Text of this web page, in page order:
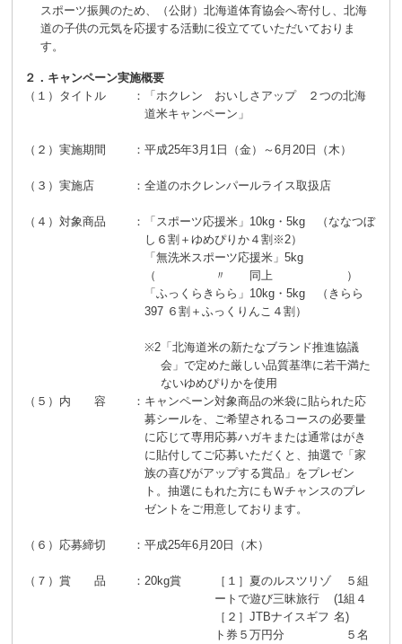
スポーツ振興のため、（公財）北海道体育協会へ寄付し、北海
道の子供の元気を応援する活動に役立てていただいておりま
す。
２．キャンペーン実施概要
（１）タイトル
：
「ホクレン おいしさアップ ２つの北海
道米キャンペーン」
（２）実施期間 ：平成25年3月1日（金）～6月20日（木）
（３）実施店 ：全道のホクレンパールライス取扱店
（４）対象商品 ：
「スポーツ応援米」10kg・5kg （ななつぼ
し６割＋ゆめぴりか４割 ※2）
「無洗米スポーツ応援米」5kg
（ 〃 同上 ）
「ふっくらきらら」10kg・5kg （きらら
397 ６割＋ふっくりんこ４割）
※2 「北海道米の新たなブランド推進協議
会」で定めた厳しい品質基準に若干満た
ないゆめぴりかを使用
（５）内 容
： キャンペーン対象商品の米袋に貼られた応
募シールを、ご希望されるコースの必要量
に応じて専用応募ハガキまたは通常はがき
に貼付してご応募いただくと、抽選で「家
族の喜びがアップする賞品」をプレゼン
ト。抽選にもれた方にもＷチャンスのプレ
ゼントをご用意しております。
（６）応募締切 ：平成25年6月20日（木）
（７）賞 品 ： 20kg賞
［１］夏のルスツリゾ
ートで遊び三昧旅行
［２］JTBナイスギフ
ト券５万円分
５組
(1組４
名)
５名